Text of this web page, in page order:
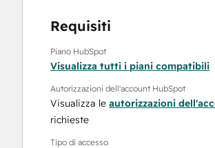
Requisiti
Piano HubSpot
Visualizza tutti i piani compatibili
Autorizzazioni dell'account HubSpot
Visualizza le autorizzazioni
richieste
Tipo di accesso